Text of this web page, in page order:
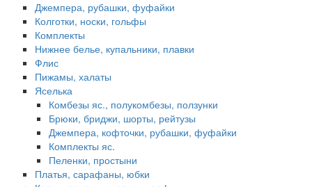
Джемпера, рубашки, фуфайки
Колготки, носки, гольфы
Комплекты
Нижнее белье, купальники, плавки
Флис
Пижамы, халаты
Яселька
Комбезы яс., полукомбезы, ползунки
Брюки, бриджи, шорты, рейтузы
Джемпера, кофточки, рубашки, фуфайки
Комплекты яс.
Пеленки, простыни
Платья, сарафаны, юбки